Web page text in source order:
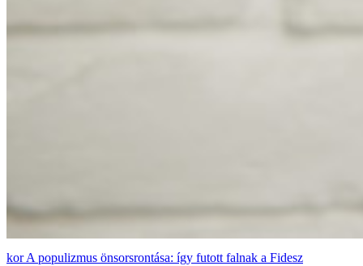
A populizmus önsorsrontása: így futott falnak a Fidesz